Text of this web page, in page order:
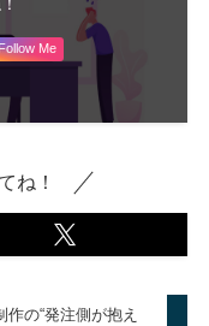
Me
ね！
作の“発注側が抱え